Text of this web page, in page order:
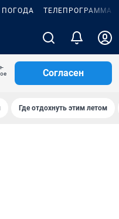
ПОГОДА ТЕЛЕПРОГРАММА
Согласен
Где отдохнуть этим летом